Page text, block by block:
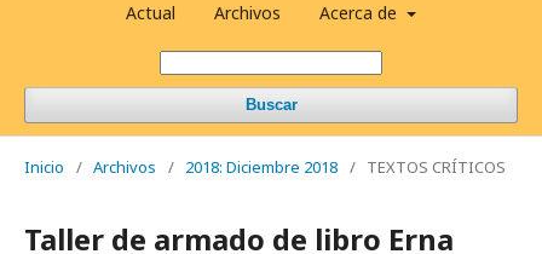
Actual Archivos Acerca de
Buscar
Inicio / Archivos / 2018: Diciembre 2018 / TEXTOS CRÍTICOS
Taller de armado de libro Erna